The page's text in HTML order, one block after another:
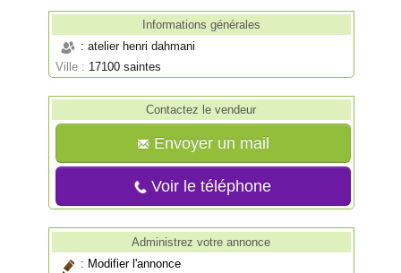
Informations générales
: atelier henri dahmani
Ville : 17100 saintes
Contactez le vendeur
Envoyer un mail
Voir le téléphone
Administrez votre annonce
: Modifier l'annonce